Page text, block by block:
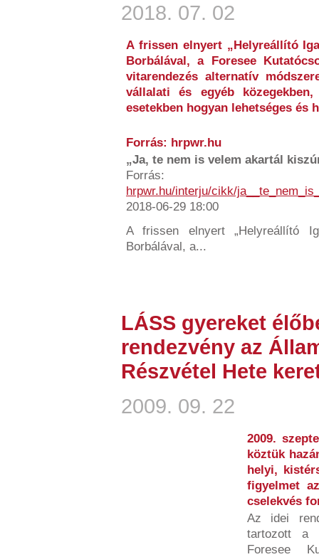
2018. 07. 02
A frissen elnyert „Helyreállító
Borbálával, a Foresee
vitarendezés alternatív
vállalati és egyéb
esetekben hogyan lehetséges és
Forrás: hrpwr.hu
„Ja, te nem is velem akartál
Forrás:
hrpwr.hu/interju/cikk/
2018-06-29 18:00
A frissen elnyert „Helyreállító
Borbálával, a...
LÁSS gyereket
rendezvény az
Részvétel Hete
2009. 09. 22
2009.
köztük
helyi,
figyelmet
cselekvés
Az idei
tartozott a
Foresee